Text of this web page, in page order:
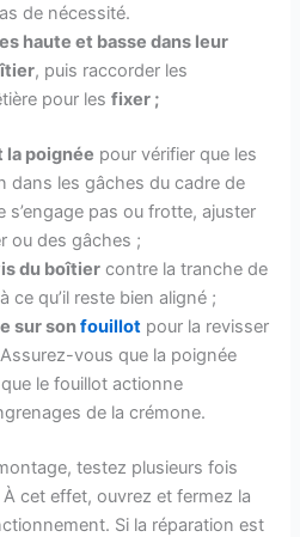
de nécessité.
haute et basse dans leur
, puis raccorder les
pour lesfixer ;
poignée pour vérifier que les
dans les gâches du cadre de
s’engage pas ou frotte, ajuster
ou des gâches ;
du boîtier contre la tranche de
ce qu’il reste bien aligné ;
sur sonfouillot pour la revisser
vous que la poignée
le fouillot actionne
de la crémone.
testez plusieurs fois
À cet effet, ouvrez et fermez la
Si la réparation est